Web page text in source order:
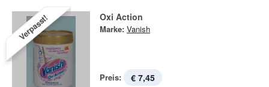
Verpasst! Oxi Action
Marke: Vanish
Preis: € 7,45